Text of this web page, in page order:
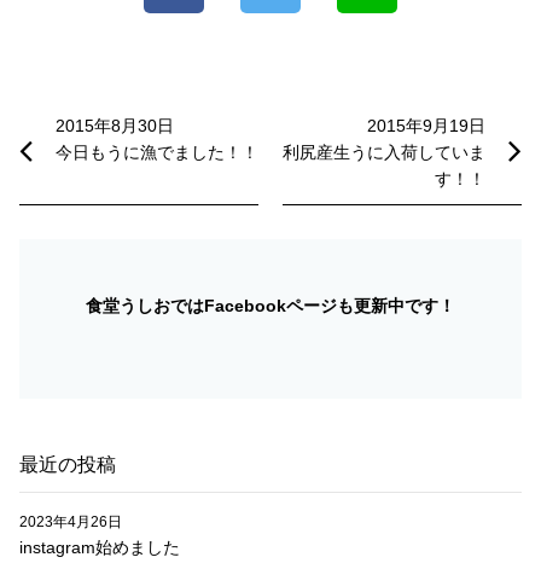
ナ
ビ
2015年8月30日
今日もうに漁でました！！
2015年9月19日
利尻産生うに入荷していま
す！！
食堂うしおではFacebookページも更新中です！
最近の投稿
instagram始めました
2023年4月26日